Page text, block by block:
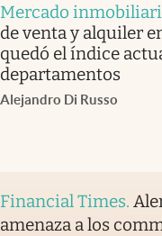
Mercado
de venta y alquiler
quedó el índice
departamentos
Alejandro Di Russo
Financial Times.
amenaza a los